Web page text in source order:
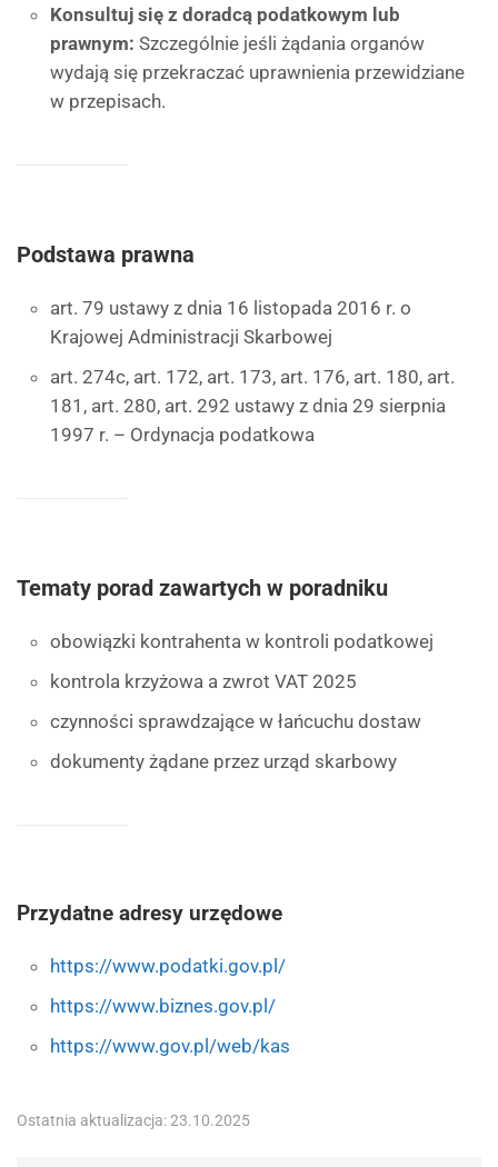
Konsultuj się z doradcą podatkowym lub
prawnym: Szczególnie jeśli żądania organów
wydają się przekraczać uprawnienia przewidziane
w przepisach.
Podstawa prawna
art. 79 ustawy z dnia 16 listopada 2016 r. o
Krajowej Administracji Skarbowej
art. 274c, art. 172, art. 173, art. 176, art. 180, art.
181, art. 280, art. 292 ustawy z dnia 29 sierpnia
1997 r. – Ordynacja podatkowa
Tematy porad zawartych w poradniku
obowiązki kontrahenta w kontroli podatkowej
kontrola krzyżowa a zwrot VAT 2025
czynności sprawdzające w łańcuchu dostaw
dokumenty żądane przez urząd skarbowy
Przydatne adresy urzędowe
https://www.podatki.gov.pl/
https://www.biznes.gov.pl/
https://www.gov.pl/web/kas
Ostatnia aktualizacja: 23.10.2025